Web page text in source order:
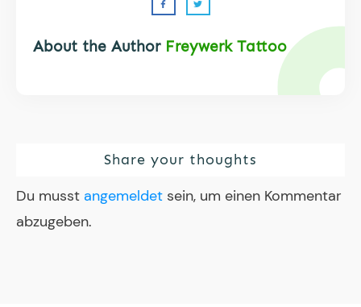
About the Author Freywerk Tattoo
Share your thoughts
Du musst angemeldet sein, um einen Kommentar
abzugeben.